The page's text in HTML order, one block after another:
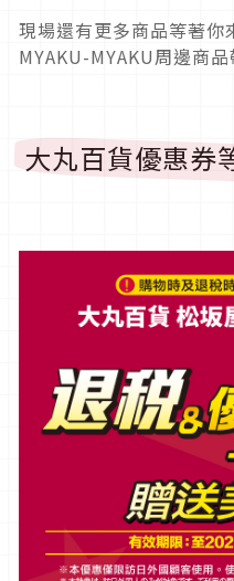
現場還有更多商品等著
MYAKU-MYAKU周邊商品
大丸百貨優惠券